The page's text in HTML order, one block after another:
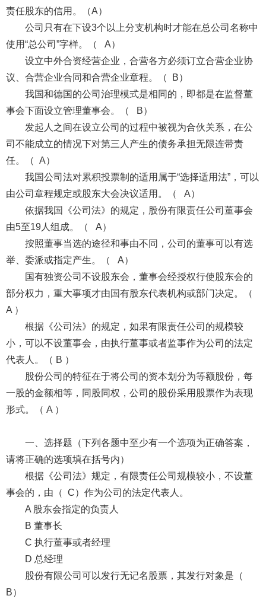
责任股东的信用。（A）
公司只有在下设3个以上分支机构时才能在总公司名称中
使用“总公司”字样。（ A）
设立中外合资经营企业，合营各方必须订立合营企业协
议、合营企业合同和合营企业章程。（ B）
我国和德国的公司治理模式是相同的，即都是在监督董
事会下面设立管理董事会。（ B）
发起人之间在设立公司的过程中被视为合伙关系，在公
司不能成立的情况下对第三人产生的债务承担无限连带责
任。（ A）
我国公司法对累积投票制的适用属于“选择适用法”，可以
由公司章程规定或股东大会决议适用。（ A）
依据我国《公司法》的规定，股份有限责任公司董事会
由5至19人组成。（ A）
按照董事当选的途径和事由不同，公司的董事可以有选
举、委派或指定产生。（ A）
国有独资公司不设股东会，董事会经授权行使股东会的
部分权力，重大事项才由国有股东代表机构或部门决定。（
A ）
根据《公司法》的规定，如果有限责任公司的规模较
小，可以不设董事会，由执行董事或者监事作为公司的法定
代表人。（ B ）
股份公司的特征在于将公司的资本划分为等额股份，每
一股的金额相等，同股同权，公司的股份采用股票作为表现
形式。（ A ）
一、选择题（下列各题中至少有一个选项为正确答案，
请将正确的选项填在括号内）
根据《公司法》规定，有限责任公司规模较小，不设董
事会的，由（ C）作为公司的法定代表人。
A 股东会指定的负责人
B 董事长
C 执行董事或者经理
D 总经理
股份有限公司可以发行无记名股票，其发行对象是（
B）